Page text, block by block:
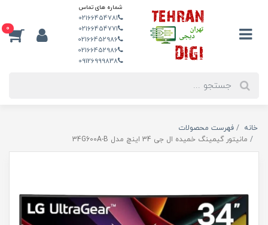
شماره های تماس
02166454781
02166454771
02166452986
02166452986
09126999838
0
خانه
فهرست محصولات
مانیتور گیمینگ خمیده ال جی 34 اینچ مدل 34G600A-B